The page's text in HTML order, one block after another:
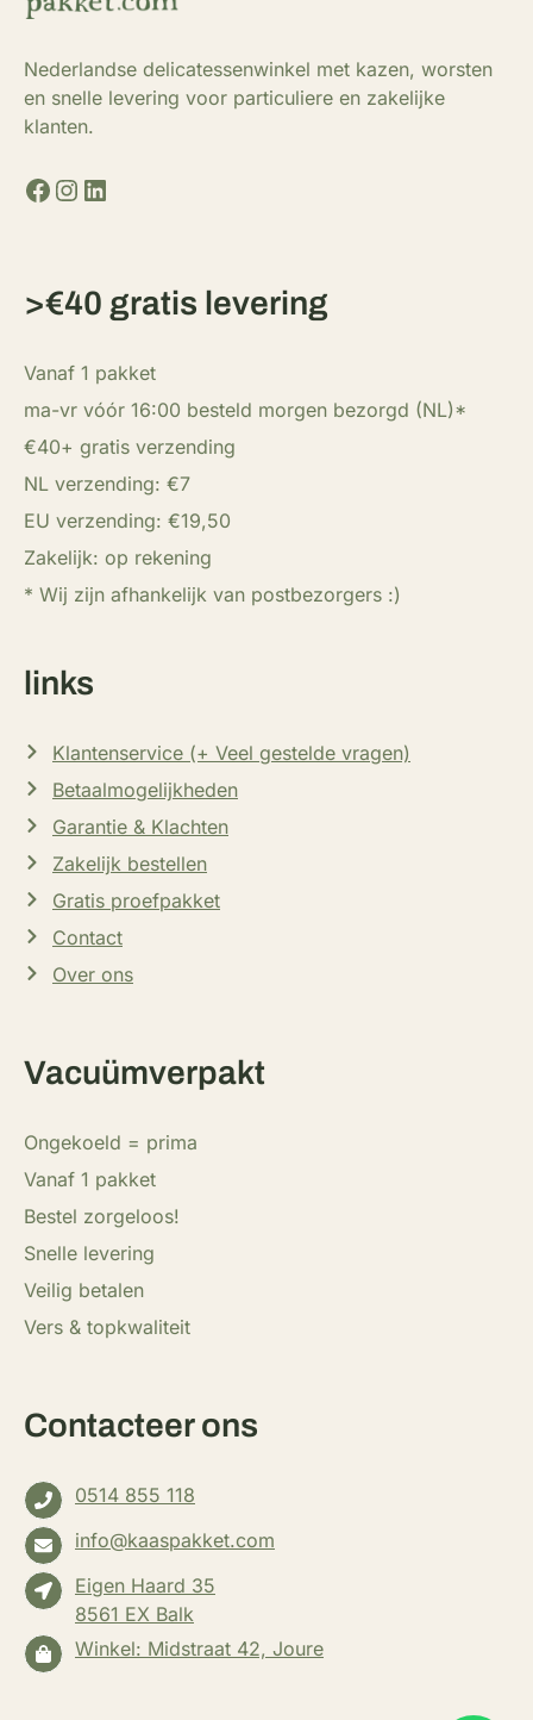
Nederlandse delicatessenwinkel met kazen, worsten
en snelle levering voor particuliere en zakelijke
klanten.
Facebook
Instagram
LinkedIn
>€40 gratis levering
Vanaf 1 pakket
ma-vr vóór 16:00 besteld morgen bezorgd (NL)*
€40+ gratis verzending
NL verzending: €7
EU verzending: €19,50
Zakelijk: op rekening
* Wij zijn afhankelijk van postbezorgers :)
links
Klantenservice (+ Veel gestelde vragen)
Betaalmogelijkheden
Garantie & Klachten
Zakelijk bestellen
Gratis proefpakket
Contact
Over ons
Vacuümverpakt
Ongekoeld = prima
Vanaf 1 pakket
Bestel zorgeloos!
Snelle levering
Veilig betalen
Vers & topkwaliteit
Contacteer ons
0514 855 118
info@kaaspakket.com
Eigen Haard 35
8561 EX Balk
Winkel: Midstraat 42, Joure